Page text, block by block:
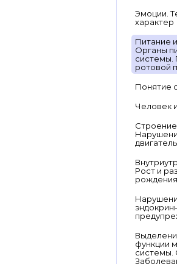
Эмоции.
характер
Питание
Органы
системы.
ротовой
Понятие
Человек
Рост и
рождения
функции
системы.